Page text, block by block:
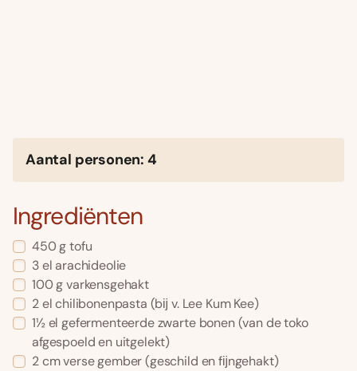
Aantal personen: 4
Ingrediënten
450 g tofu
3 el arachideolie
100 g varkensgehakt
2 el chilibonenpasta (bĳ v. Lee Kum Kee)
1½ el gefermenteerde zwarte bonen (van de toko
afgespoeld en uitgelekt)
2 cm verse gember (geschild en fĳngehakt)